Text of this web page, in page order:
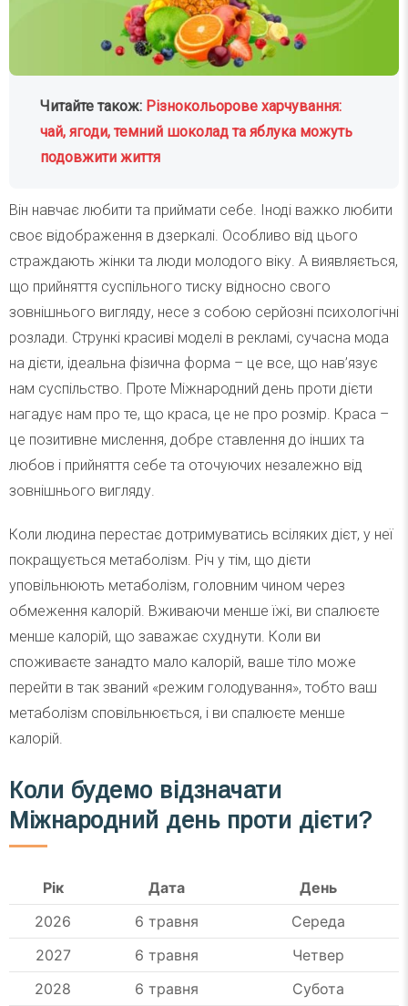
Читайте також: Різнокольорове харчування:
чай, ягоди, темний шоколад та яблука можуть
подовжити життя
Він навчає любити та приймати себе. Іноді важко любити
своє відображення в дзеркалі. Особливо від цього
страждають жінки та люди молодого віку. А виявляється,
що прийняття суспільного тиску відносно свого
зовнішнього вигляду, несе з собою серйозні психологічні
розлади. Стрункі красиві моделі в рекламі, сучасна мода
на дієти, ідеальна фізична форма – це все, що нав’язує
нам суспільство. Проте Міжнародний день проти дієти
нагадує нам про те, що краса, це не про розмір. Краса –
це позитивне мислення, добре ставлення до інших та
любов і прийняття себе та оточуючих незалежно від
зовнішнього вигляду.
Коли людина перестає дотримуватись всіляких дієт, у неї
покращується метаболізм. Річ у тім, що дієти
уповільнюють метаболізм, головним чином через
обмеження калорій. Вживаючи менше їжі, ви спалюєте
менше калорій, що заважає схуднути. Коли ви
споживаєте занадто мало калорій, ваше тіло може
перейти в так званий «режим голодування», тобто ваш
метаболізм сповільнюється, і ви спалюєте менше
калорій.
Коли будемо відзначати
Міжнародний день проти дієти?
Рік Дата
День
2026
6 травня
Середа
2027
6 травня
Четвер
2028
6 травня
Субота